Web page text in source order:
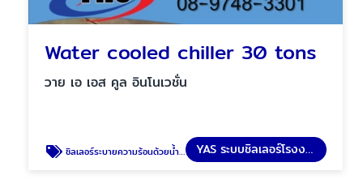
Water cooled chiller 30 tons
วาย เอ เอส คูล อินโนเวชั่น
ชิลเลอร์ระบายความร้อนด้วยน้ำ 30 ตัน YAS ระบบชิลเลอร์โรงงาน